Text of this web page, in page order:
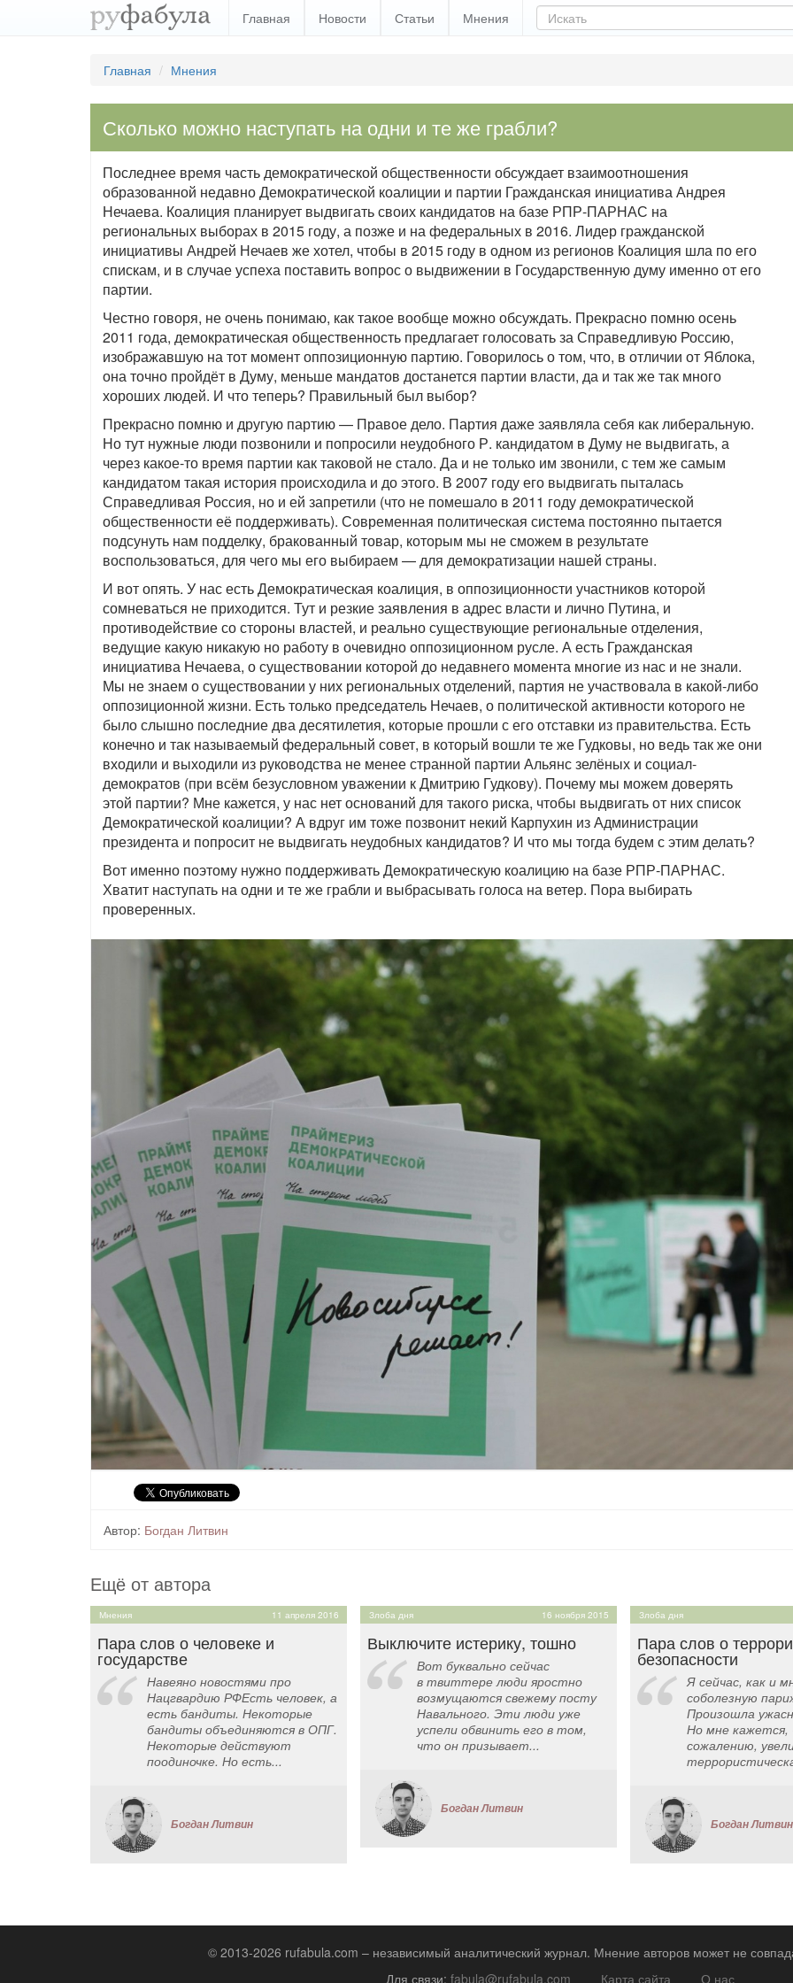
Главная Новости Статьи Мнения
Главная Мнения
Сколько можно наступать на одни и те же грабли?
Последнее время часть демократической общественности обсуждает взаимоотношения
образованной недавно Демократической коалиции и партии Гражданская инициатива Андрея
Нечаева. Коалиция планирует выдвигать своих кандидатов на базе РПР-ПАРНАС на
региональных выборах в 2015 году, а позже и на федеральных в 2016. Лидер гражданской
инициативы Андрей Нечаев же хотел, чтобы в 2015 году в одном из регионов Коалиция шла по его
спискам, и в случае успеха поставить вопрос о выдвижении в Государственную думу именно от его
партии.
Честно говоря, не очень понимаю, как такое вообще можно обсуждать. Прекрасно помню осень
2011 года, демократическая общественность предлагает голосовать за Справедливую Россию,
изображавшую на тот момент оппозиционную партию. Говорилось о том, что, в отличии от Яблока,
она точно пройдёт в Думу, меньше мандатов достанется партии власти, да и так же так много
хороших людей. И что теперь? Правильный был выбор?
Прекрасно помню и другую партию — Правое дело. Партия даже заявляла себя как либеральную.
Но тут нужные люди позвонили и попросили неудобного Р. кандидатом в Думу не выдвигать, а
через какое-то время партии как таковой не стало. Да и не только им звонили, с тем же самым
кандидатом такая история происходила и до этого. В 2007 году его выдвигать пыталась
Справедливая Россия, но и ей запретили (что не помешало в 2011 году демократической
общественности её поддерживать). Современная политическая система постоянно пытается
подсунуть нам подделку, бракованный товар, которым мы не сможем в результате
воспользоваться, для чего мы его выбираем — для демократизации нашей страны.
И вот опять. У нас есть Демократическая коалиция, в оппозиционности участников которой
сомневаться не приходится. Тут и резкие заявления в адрес власти и лично Путина, и
противодействие со стороны властей, и реально существующие региональные отделения,
ведущие какую никакую но работу в очевидно оппозиционном русле. А есть Гражданская
инициатива Нечаева, о существовании которой до недавнего момента многие из нас и не знали.
Мы не знаем о существовании у них региональных отделений, партия не участвовала в какой-либо
оппозиционной жизни. Есть только председатель Нечаев, о политической активности которого не
было слышно последние два десятилетия, которые прошли с его отставки из правительства. Есть
конечно и так называемый федеральный совет, в который вошли те же Гудковы, но ведь так же они
входили и выходили из руководства не менее странной партии Альянс зелёных и социал-
демократов (при всём безусловном уважении к Дмитрию Гудкову). Почему мы можем доверять
этой партии? Мне кажется, у нас нет оснований для такого риска, чтобы выдвигать от них список
Демократической коалиции? А вдруг им тоже позвонит некий Карпухин из Администрации
президента и попросит не выдвигать неудобных кандидатов? И что мы тогда будем с этим делать?
Вот именно поэтому нужно поддерживать Демократическую коалицию на базе РПР-ПАРНАС.
Хватит наступать на одни и те же грабли и выбрасывать голоса на ветер. Пора выбирать
проверенных.
Автор: Богдан Литвин
Ещё от автора
Мнения 11 апреля 2016
Пара слов о человеке и
государстве
Навеяно новостями про
Нацгвардию РФЕсть человек, а
есть бандиты. Некоторые
бандиты объединяются в ОПГ.
Некоторые действуют
поодиночке. Но есть...
Богдан Литвин
Злоба дня 16 ноября 2015
Выключите истерику, тошно
Вот буквально сейчас
в твиттере люди яростно
возмущаются свежему посту
Навального. Эти люди уже
успели обвинить его в том,
что он призывает...
Богдан Литвин
Злоба дня
Пара слов о
безопасности
Я сейчас, как и
соболезную
Произошла
Но мне кажется,
сожалению,
Богдан Литвин
© 2013-2026 rufabula.com – независимый аналитический журнал. Мнение авторов может не
Для связи: fabula@rufabula.com Карта сайта О нас